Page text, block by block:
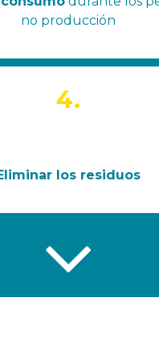
no producción
4.
los residuos